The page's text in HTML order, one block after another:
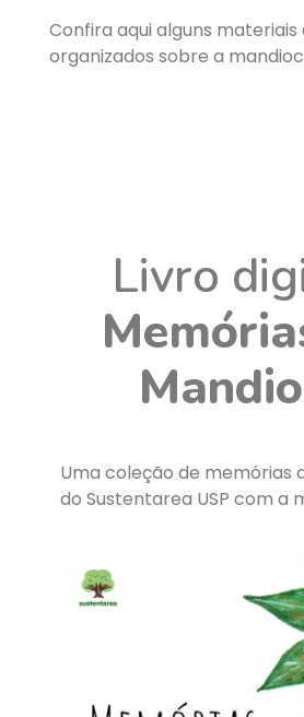
Confira aqui alguns materiais
organizados sobre a
Livro
Uma coleção de memórias
do Sustentarea USP com a